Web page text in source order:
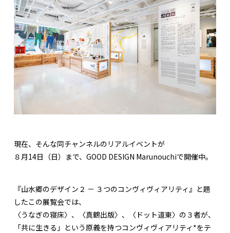
現在、そんな同チャンネルのリアルイベントが
８月14日（日）まで、GOOD DESIGN Marunouchiで開催中。
『山水郷のデザイン２ － ３つのコンヴィヴィアリティ』と題
したこの展覧会では、
〈うなぎの寝床〉、〈真鶴出版〉、〈ドット道東〉の３者が、
「共に生きる」という原義を持つコンヴィヴィアリティ*をテ